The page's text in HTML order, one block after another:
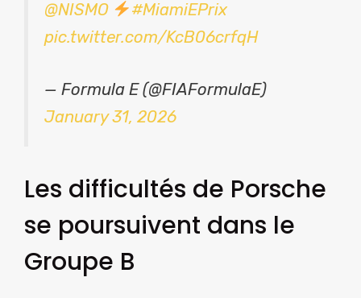
@NISMO
#MiamiEPrix
pic.twitter.com/KcB06crfqH
— Formula E (@FIAFormulaE)
January 31, 2026
Les difficultés de Porsche
se poursuivent dans le
Groupe B